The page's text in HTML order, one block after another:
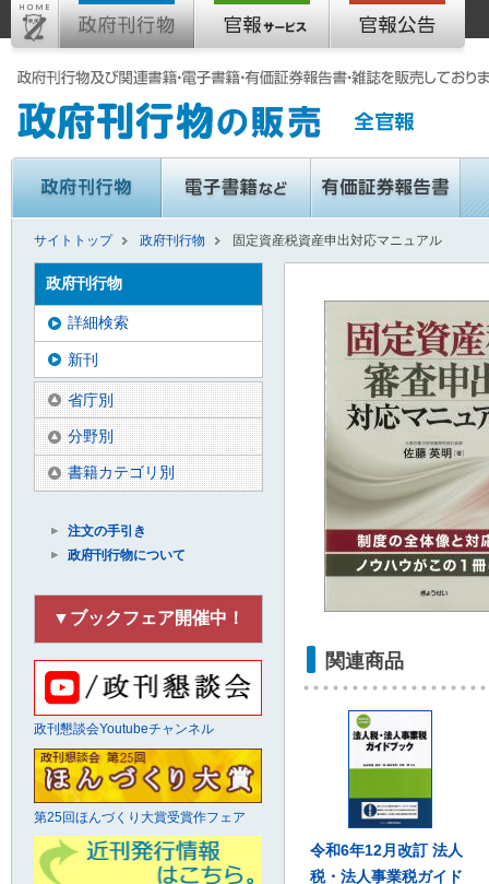
サイトトップ 政府刊行物 固定資産税資産申出対応マニュアル
関連商品
令和6年12月改訂 法人
税・法人事業税ガイド
政府刊行物
詳細検索
新刊
省庁別
分野別
書籍カテゴリ別
注文の手引き
政府刊行物について
▼ブックフェア開催中！
政刊懇談会Youtubeチャンネル
第25回ほんづくり大賞受賞作フェア